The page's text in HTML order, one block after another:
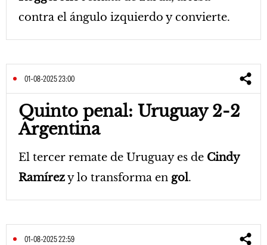
contra el ángulo izquierdo y convierte.
01-08-2025 23:00
Quinto penal: Uruguay 2-2
Argentina
El tercer remate de Uruguay es de Cindy
Ramírezy lo transforma en gol.
01-08-2025 22:59